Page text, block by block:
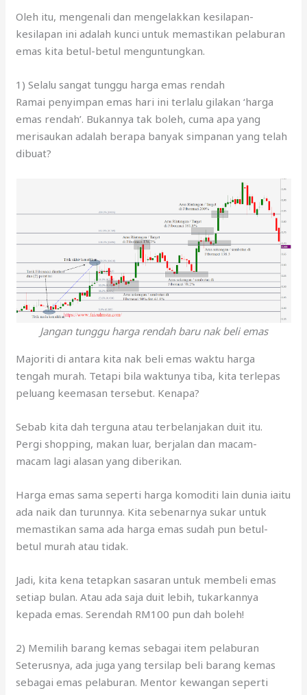
Oleh itu, mengenali dan mengelakkan kesilapan-
kesilapan ini adalah kunci untuk memastikan pelaburan
emas kita betul-betul menguntungkan.
1) Selalu sangat tunggu harga emas rendah
Ramai penyimpan emas hari ini terlalu gilakan ‘harga
emas rendah’. Bukannya tak boleh, cuma apa yang
merisaukan adalah berapa banyak simpanan yang telah
dibuat?
Jangan tunggu harga rendah baru nak beli emas
Majoriti di antara kita nak beli emas waktu harga
tengah murah. Tetapi bila waktunya tiba, kita terlepas
peluang keemasan tersebut. Kenapa?
Sebab kita dah terguna atau terbelanjakan duit itu.
Pergi shopping, makan luar, berjalan dan macam-
macam lagi alasan yang diberikan.
Harga emas sama seperti harga komoditi lain dunia iaitu
ada naik dan turunnya. Kita sebenarnya sukar untuk
memastikan sama ada harga emas sudah pun betul-
betul murah atau tidak.
Jadi, kita kena tetapkan sasaran untuk membeli emas
setiap bulan. Atau ada saja duit lebih, tukarkannya
kepada emas. Serendah RM100 pun dah boleh!
2) Memilih barang kemas sebagai item pelaburan
Seterusnya, ada juga yang tersilap beli barang kemas
sebagai emas pelaburan. Mentor kewangan seperti